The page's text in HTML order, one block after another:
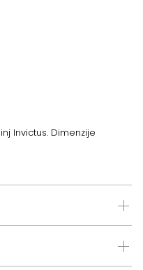
Invictus. Dimenzije